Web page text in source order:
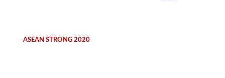
ASEAN STRONG 2020